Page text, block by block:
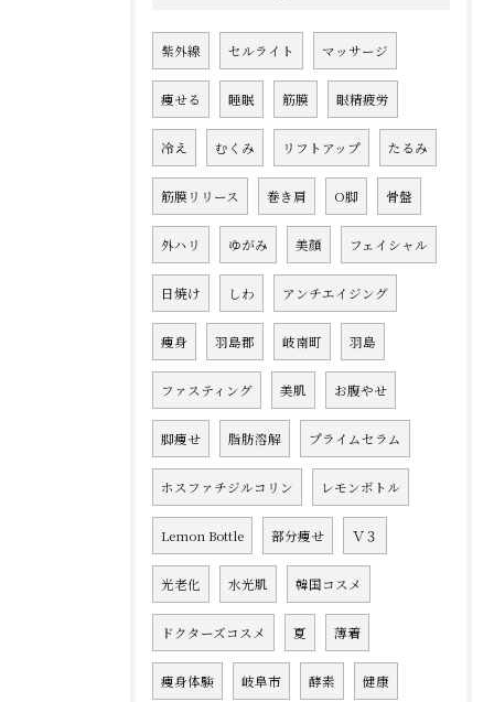
紫外線 セルライト マッサージ
痩せる 睡眠 筋膜 眼精疲労
冷え むくみ リフトアップ たるみ
筋膜リリース 巻き肩 O脚 骨盤
外ハリ ゆがみ 美顔 フェイシャル
日焼け しわ アンチエイジング
痩身 羽島郡 岐南町 羽島
ファスティング 美肌 お腹やせ
脚痩せ 脂肪溶解 プライムセラム
ホスファチジルコリン レモンボトル
Lemon Bottle 部分痩せ Ｖ３
光老化 水光肌 韓国コスメ
ドクターズコスメ 夏 薄着
痩身体験 岐阜市 酵素 健康